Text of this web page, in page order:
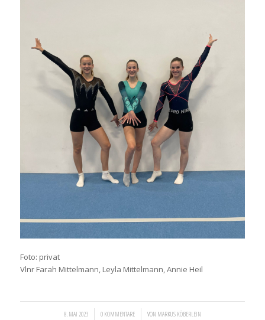
Foto: privat
Vlnr Farah Mittelmann, Leyla Mittelmann, Annie Heil
8. MAI 2023 0 KOMMENTARE
/ VON MARKUS KÖBERLEIN